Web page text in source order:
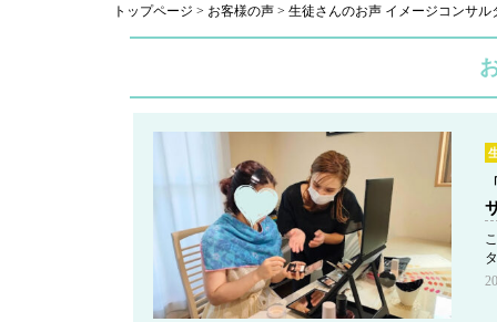
トップページ > お客様の声 > 生徒さんのお声 イメージコンサル